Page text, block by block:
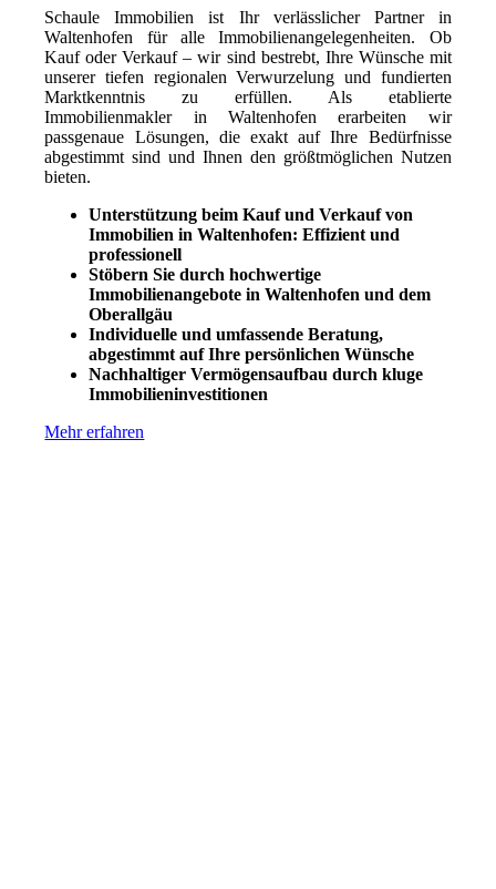
Schaule Immobilien ist Ihr verlässlicher Partner in
Waltenhofen für alle Immobilienangelegenheiten. Ob
Kauf oder Verkauf – wir sind bestrebt, Ihre Wünsche mit
unserer tiefen regionalen Verwurzelung und fundierten
Marktkenntnis zu erfüllen. Als etablierte
Immobilienmakler in Waltenhofen erarbeiten wir
passgenaue Lösungen, die exakt auf Ihre Bedürfnisse
abgestimmt sind und Ihnen den größtmöglichen Nutzen
bieten.
Unterstützung beim Kauf und Verkauf von
Immobilien in Waltenhofen: Effizient und
professionell
Stöbern Sie durch hochwertige
Immobilienangebote in Waltenhofen und dem
Oberallgäu
Individuelle und umfassende Beratung,
abgestimmt auf Ihre persönlichen Wünsche
Nachhaltiger Vermögensaufbau durch kluge
Immobilieninvestitionen
Mehr erfahren